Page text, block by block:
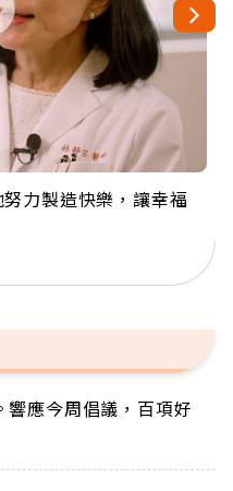
力製造快樂，讓幸福
奉獻36年 「台灣是我
快樂！「蛋黃哥小
奶：退休後才開始真
全球最年長羽球選
這個」
伯拉小提琴還登上小
響應今周倡議，百項好